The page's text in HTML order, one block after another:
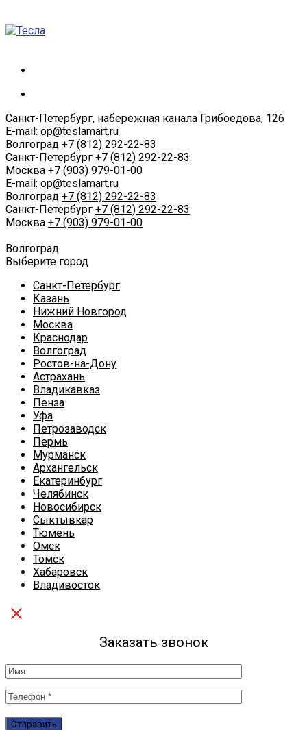
Санкт-Петербург, набережная канала Грибоедова, 126
E-mail: op@teslamart.ru
Волгоград +7 (812) 292-22-83
Санкт-Петербург +7 (812) 292-22-83
Москва +7 (903) 979-01-00
E-mail: op@teslamart.ru
Волгоград +7 (812) 292-22-83
Санкт-Петербург +7 (812) 292-22-83
Москва +7 (903) 979-01-00
Волгоград
Выберите город
Санкт-Петербург
Казань
Нижний Новгород
Москва
Краснодар
Волгоград
Ростов-на-Дону
Астрахань
Владикавказ
Пенза
Уфа
Петрозаводск
Пермь
Мурманск
Архангельск
Екатеринбург
Челябинск
Новосибирск
Сыктывкар
Тюмень
Омск
Томск
Хабаровск
Владивосток
Заказать звонок